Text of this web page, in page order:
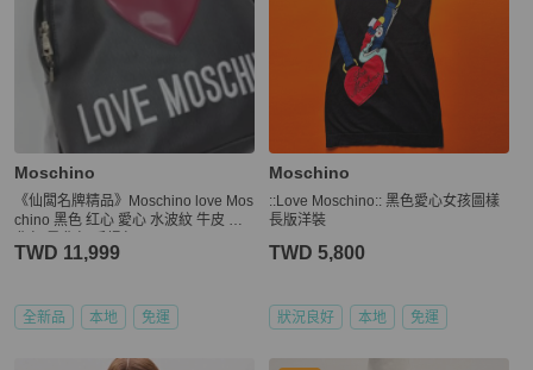
Moschino
《仙闆名牌精品》Moschino love Mos
chino 黑色 红心 愛心 水波紋 牛皮 後
TWD 11,999
全新品 本地 免運
Moschino
::Love Moschino:: 黑色愛心女孩圖樣
長版洋裝
TWD 5,800
狀況良好 本地 免運